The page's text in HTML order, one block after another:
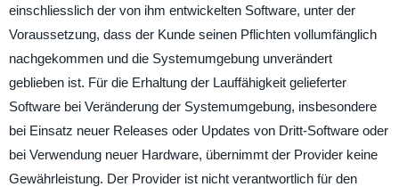
einschliesslich der von ihm entwickelten Software, unter der
Voraussetzung, dass der Kunde seinen Pflichten vollumfänglich
nachgekommen und die Systemumgebung unverändert
geblieben ist. Für die Erhaltung der Lauffähigkeit gelieferter
Software bei Veränderung der Systemumgebung, insbesondere
bei Einsatz neuer Releases oder Updates von Dritt-Software oder
bei Verwendung neuer Hardware, übernimmt der Provider keine
Gewährleistung. Der Provider ist nicht verantwortlich für den